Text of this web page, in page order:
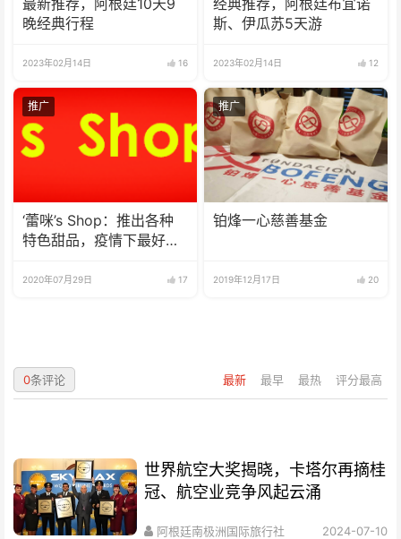
最新推荐，阿根廷10天9
晚经典行程
2023年02月14日 16
经典推荐，阿根廷布宜诺
斯、伊瓜苏5天游
2023年02月14日 12
推广
‘蕾咪’s Shop：推出各种
特色甜品，疫情下最好的
2020年07月29日 17
推广
铂烽一心慈善基金
2019年12月17日 20
最新 最早 最热 评分最高
0条评论
世界航空大奖揭晓，卡塔尔再摘桂
冠、航空业竞争风起云涌
阿根廷南极洲国际旅行社 2024-07-10